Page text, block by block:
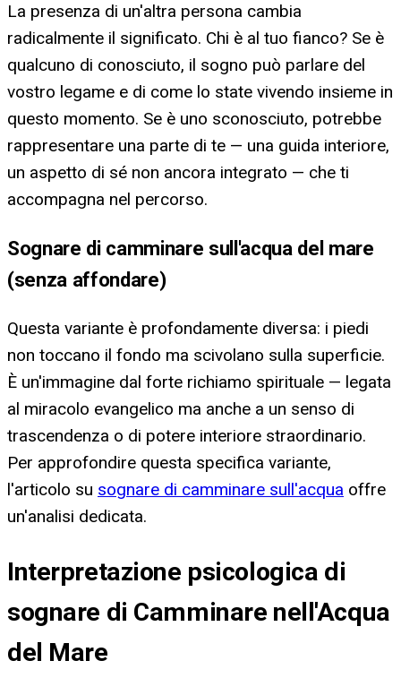
La presenza di un'altra persona cambia
radicalmente il significato. Chi è al tuo fianco? Se è
qualcuno di conosciuto, il sogno può parlare del
vostro legame e di come lo state vivendo insieme in
questo momento. Se è uno sconosciuto, potrebbe
rappresentare una parte di te — una guida interiore,
un aspetto di sé non ancora integrato — che ti
accompagna nel percorso.
Sognare di camminare sull'acqua del mare
(senza affondare)
Questa variante è profondamente diversa: i piedi
non toccano il fondo ma scivolano sulla superficie.
È un'immagine dal forte richiamo spirituale — legata
al miracolo evangelico ma anche a un senso di
trascendenza o di potere interiore straordinario.
Per approfondire questa specifica variante,
l'articolo su sognare di camminare sull'acqua offre
un'analisi dedicata.
Interpretazione psicologica di
sognare di Camminare nell'Acqua
del Mare